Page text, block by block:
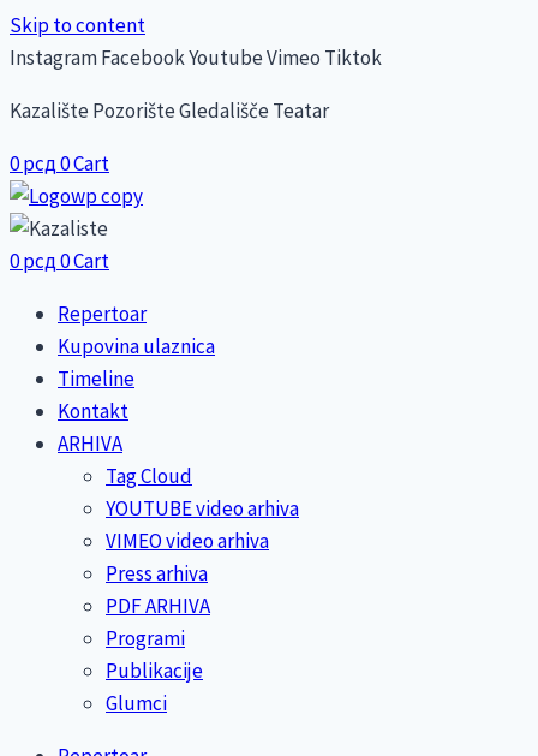
Skip to content
InstagramFacebookYoutubeVimeo Tiktok
Kazalište Pozorište Gledališče Teatar
0рсд0Cart
0рсд0Cart
Repertoar
Kupovina ulaznica
Timeline
Kontakt
ARHIVA
Tag Cloud
YOUTUBE video arhiva
VIMEO video arhiva
Press arhiva
PDF ARHIVA
Programi
Publikacije
Glumci